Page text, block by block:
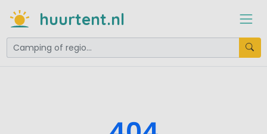
huurtent.nl